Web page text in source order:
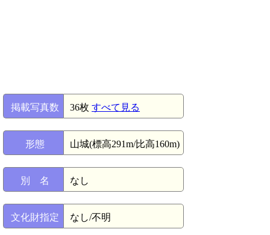
掲載写真数 36枚 すべて見る
形態 山城(標高291m/比高160m)
別 名 なし
文化財指定 なし/不明